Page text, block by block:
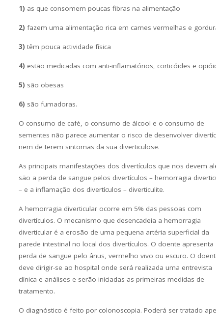
1) as que consomem poucas fibras na alimentação
2) fazem uma alimentação rica em carnes vermelhas e
3) têm pouca actividade física
4) estão medicadas com anti-inflamatórios, corticóides e
5) são obesas
6) são fumadoras.
O consumo de café, o consumo de álcool e o consumo de
sementes não parece aumentar o risco de desenvolver
nem de terem sintomas da sua diverticulose.
As principais manifestações dos divertículos que nos devem
são a perda de sangue pelos divertículos – hemorragia
– e a inflamação dos divertículos – diverticulite.
A hemorragia diverticular ocorre em 5% das pessoas com
divertículos. O mecanismo que desencadeia a hemorragia
diverticular é a erosão de uma pequena artéria superficial da
parede intestinal no local dos divertículos. O doente apresenta
perda de sangue pelo ânus, vermelho vivo ou escuro. O doente
deve dirigir-se ao hospital onde será realizada uma entrevista
clínica e análises e serão iniciadas as primeiras medidas de
tratamento.
O diagnóstico é feito por colonoscopia. Poderá ser tratado